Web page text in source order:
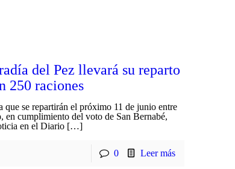
del Pez llevará su reparto
250 raciones
que se repartirán el próximo 11 de junio entre
en cumplimiento del voto de San Bernabé,
en el Diario […]
0 Leer más